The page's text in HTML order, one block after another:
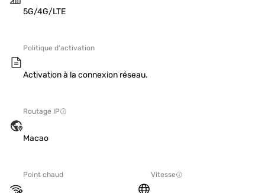
5G/4G/LTE
Politique d'activation
Activation à la connexion réseau.
Routage IP
Macao
Point chaud Vitesse